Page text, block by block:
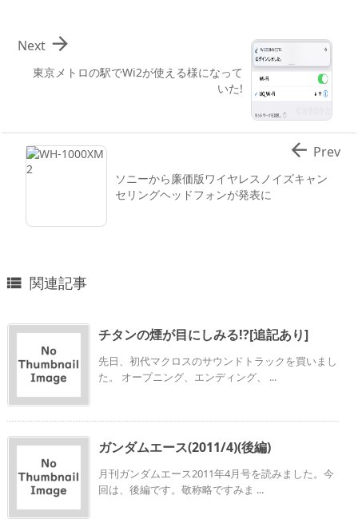
東京メトロの駅でWi2が使える様になって
いた!

Next
ソニーから廉価版ワイヤレスノイズキャン
セリングヘッドフォンが発表に
 Prev
 関連記事
チタンの煙が目にしみる!?[追記あり]
先日、初代マクロスのサウンドトラックを買いまし
た。 オープニング、エンディング、 ...
ガンダムエース(2011/4)(後編)
月刊ガンダムエース2011年4月号を読みました。今
回は、後編です。敬称略ですみま ...